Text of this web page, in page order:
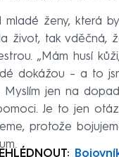
mladé ženy, která
život, tak vděčná,
„Mám husí
dokážou – a to
Myslím jen na
Je to jen
protože